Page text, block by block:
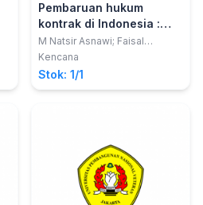
Pembaruan hukum
kontrak di Indonesia :
prakontrak, kontrak,
pascakontrak
M Natsir Asnawi; Faisal
Santiago
Kencana
Stok: 1/1